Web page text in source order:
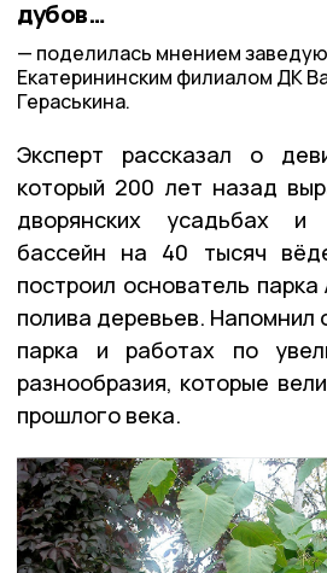
дубов…
поделилась мнением
Екатерининским филиалом ДК
Гераськина.
Эксперт рассказал о
который 200 лет назад
дворянских усадьбах и
бассейн на 40 тысяч
построил основатель
полива деревьев. Напомнил
парка и работах по
разнообразия, которые
прошлого века.